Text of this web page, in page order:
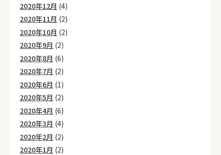
2020年12月 (4)
2020年11月 (2)
2020年10月 (2)
2020年9月 (2)
2020年8月 (6)
2020年7月 (2)
2020年6月 (1)
2020年5月 (2)
2020年4月 (6)
2020年3月 (4)
2020年2月 (2)
2020年1月 (2)